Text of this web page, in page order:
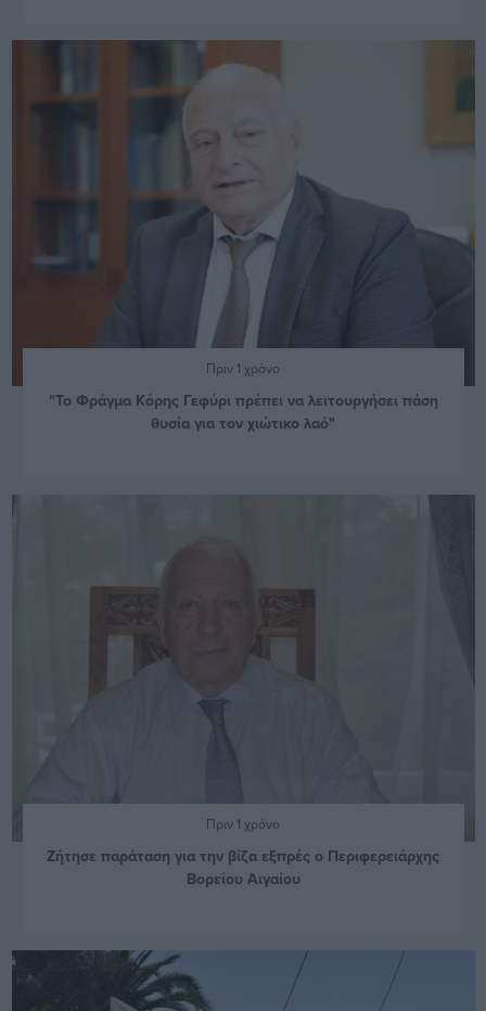
Πριν 1 χρόνο
"Το Φράγμα Κόρης Γεφύρι πρέπει να λειτουργήσει πάση
θυσία για τον χιώτικο λαό"
Πριν 1 χρόνο
Ζήτησε παράταση για την βίζα εξπρές ο Περιφερειάρχης
Βορείου Αιγαίου